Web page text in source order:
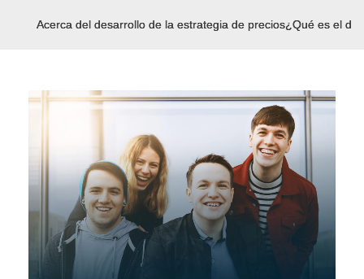
Acerca del desarrollo de la estrategia de precios¿Qué es el